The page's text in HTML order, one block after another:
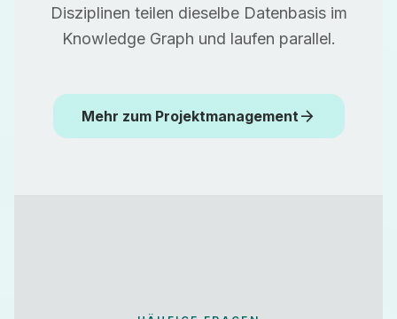
Disziplinen teilen dieselbe Datenbasis im
Knowledge Graph und laufen parallel.
Mehr zum Projektmanagementarrow_forward